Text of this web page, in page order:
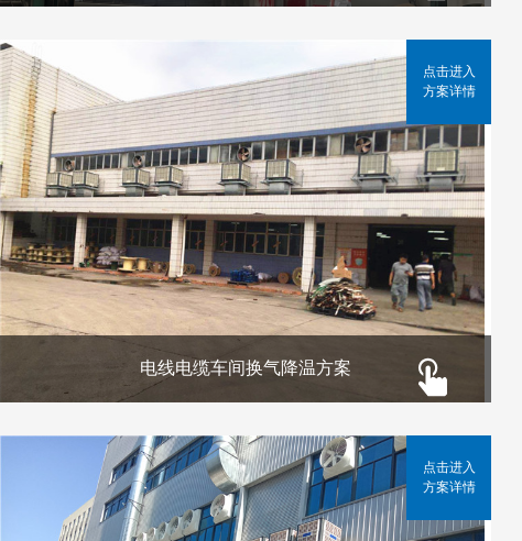
电线电缆车间换气降温方案
点击进入
方案详情
点击进入
方案详情